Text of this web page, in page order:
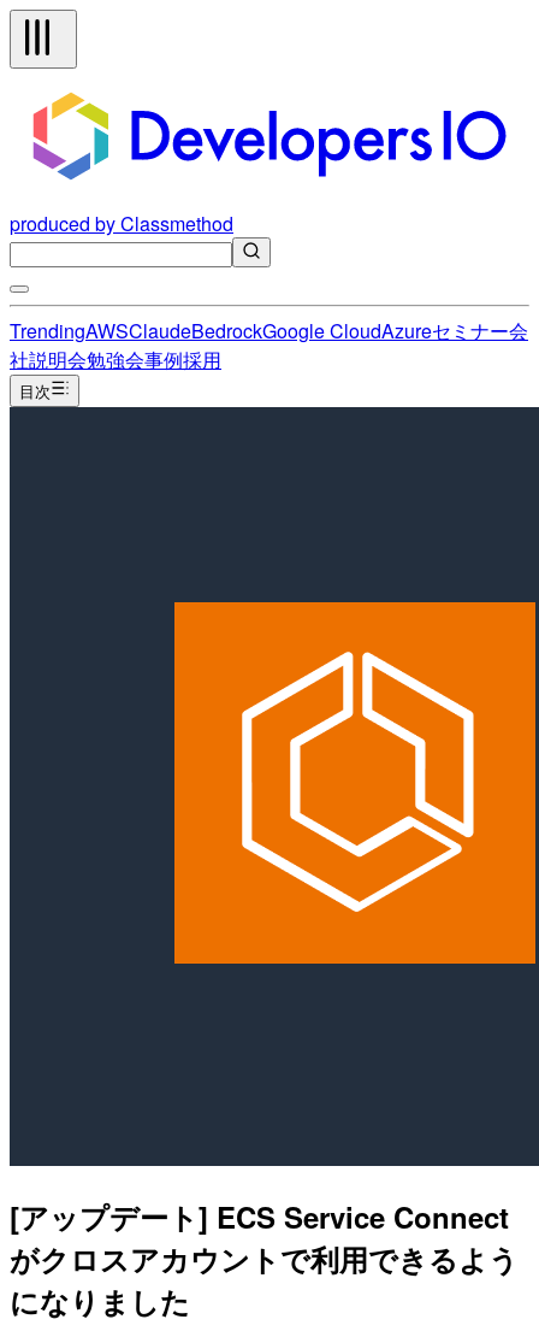
produced by Classmethod
TrendingAWSClaudeBedrockGoogle CloudAzureセミナー会
社説明会勉強会事例採用
目次
[アップデート] ECS Service Connect
がクロスアカウントで利用できるよう
になりました